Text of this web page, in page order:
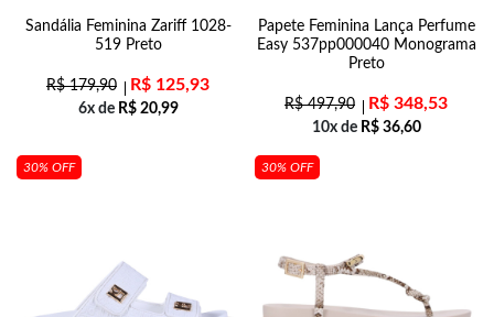
Sandália Feminina Zariff 1028-
519 Preto
R$179,90 R$ 125,93
6x de R$20,99
Papete Feminina Lança Perfume
Easy 537pp000040 Monograma
Preto
R$497,90 R$ 348,53
10x de R$36,60
30% OFF 30% OFF